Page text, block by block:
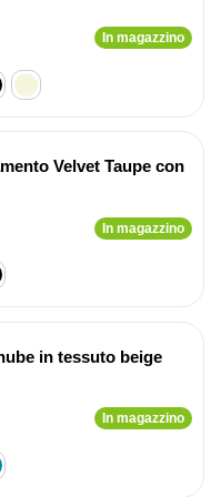
In magazzino
Velvet Taupe con
In magazzino
in tessuto beige
In magazzino